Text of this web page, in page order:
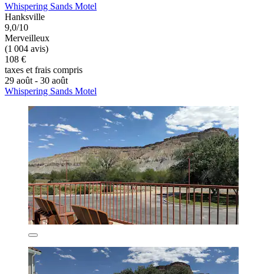
Whispering Sands Motel
Hanksville
9,0/10
Merveilleux
(1 004 avis)
108 €
taxes et frais compris
29 août - 30 août
Whispering Sands Motel